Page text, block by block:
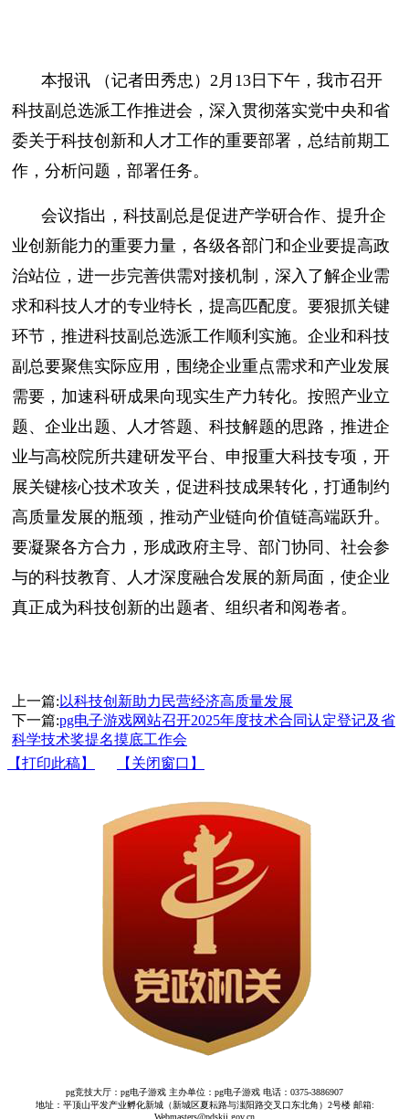
本报讯 （记者田秀忠）2月13日下午，我市召开
科技副总选派工作推进会，深入贯彻落实党中央和省
委关于科技创新和人才工作的重要部署，总结前期工
作，分析问题，部署任务。
会议指出，科技副总是促进产学研合作、提升企
业创新能力的重要力量，各级各部门和企业要提高政
治站位，进一步完善供需对接机制，深入了解企业需
求和科技人才的专业特长，提高匹配度。要狠抓关键
环节，推进科技副总选派工作顺利实施。企业和科技
副总要聚焦实际应用，围绕企业重点需求和产业发展
需要，加速科研成果向现实生产力转化。按照产业立
题、企业出题、人才答题、科技解题的思路，推进企
业与高校院所共建研发平台、申报重大科技专项，开
展关键核心技术攻关，促进科技成果转化，打通制约
高质量发展的瓶颈，推动产业链向价值链高端跃升。
要凝聚各方合力，形成政府主导、部门协同、社会参
与的科技教育、人才深度融合发展的新局面，使企业
真正成为科技创新的出题者、组织者和阅卷者。
上一篇: 以科技创新助力民营经济高质量发展
下一篇:pg电子游戏网站召开2025年度技术合同认定登记及省
科学技术奖提名摸底工作会
【打印此稿】
【关闭窗口】
pg竞技大厅：pg电子游戏 主办单位：pg电子游戏 电话：0375-3886907
地址：平顶山平发产业孵化新城（新城区夏耘路与滍阳路交叉口东北角）2号楼 邮箱:
Webmasters@pdskjj.gov.cn